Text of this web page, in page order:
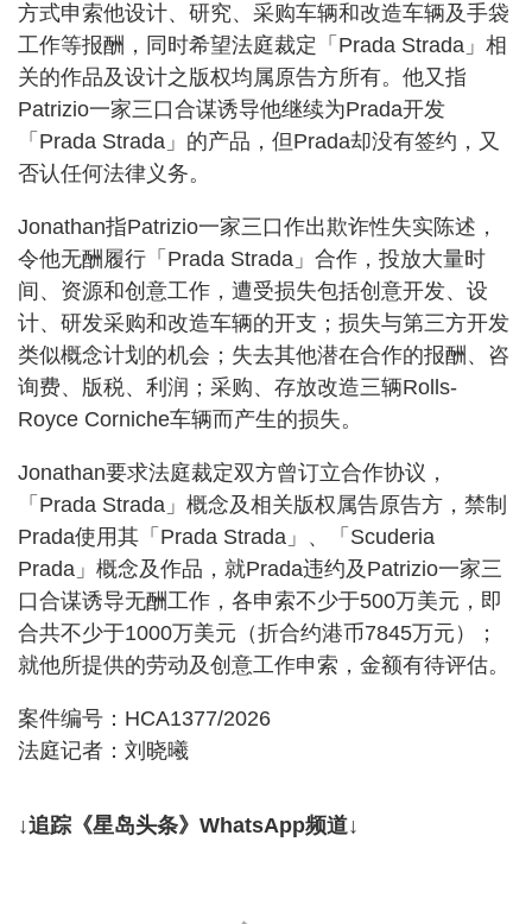
方式申索他设计、研究、采购车辆和改造车辆及手袋
工作等报酬，同时希望法庭裁定「Prada Strada」相
关的作品及设计之版权均属原告方所有。他又指
Patrizio一家三口合谋诱导他继续为Prada开发
「Prada Strada」的产品，但Prada却没有签约，又
否认任何法律义务。
Jonathan指Patrizio一家三口作出欺诈性失实陈述，
令他无酬履行「Prada Strada」合作，投放大量时
间、资源和创意工作，遭受损失包括创意开发、设
计、研发采购和改造车辆的开支；损失与第三方开发
类似概念计划的机会；失去其他潜在合作的报酬、咨
询费、版税、利润；采购、存放改造三辆Rolls-
Royce Corniche车辆而产生的损失。
Jonathan要求法庭裁定双方曾订立合作协议，
「Prada Strada」概念及相关版权属告原告方，禁制
Prada使用其「Prada Strada」、「Scuderia
Prada」概念及作品，就Prada违约及Patrizio一家三
口合谋诱导无酬工作，各申索不少于500万美元，即
合共不少于1000万美元（折合约港币7845万元）；
就他所提供的劳动及创意工作申索，金额有待评估。
案件编号：HCA1377/2026
法庭记者：刘晓曦
↓追踪《星岛头条》WhatsApp频道↓